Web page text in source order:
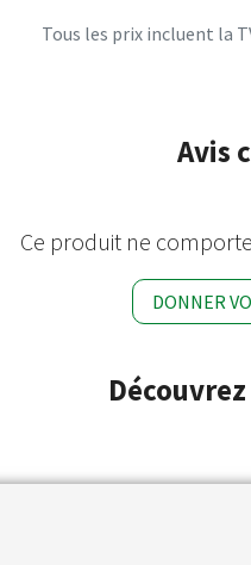
Tous les prix incluent la
Avis
Ce produit ne
DONNER